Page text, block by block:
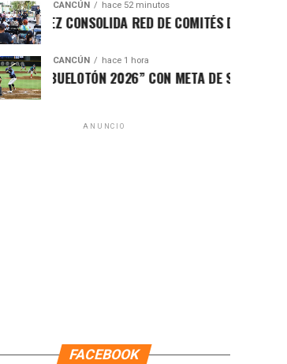
CANCÚN hace 52 minutos
CONSOLIDA RED DE COMITÉS DE PAZ PARA
CANCÚN hace 1 hora
“ABUELOTÓN 2026” CON META DE SUPERAR LOS
ANUNCIO
FACEBOOK